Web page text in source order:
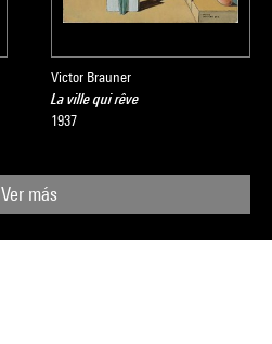
Victor Brauner
La ville qui rêve
1937
Ver más